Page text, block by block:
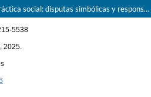
Ética universitaria como práctica social: disputas simbólicas y responsabilidad pública en la Universidad Técnica Nacional